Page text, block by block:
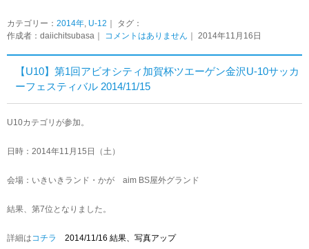
カテゴリー： 2014年, U-12 ｜ タグ：
作成者：daiichitsubasa｜ コメントはありません ｜ 2014年11月16日
【U10】第1回アビオシティ加賀杯ツエーゲン金沢U-10サッカ
ーフェスティバル 2014/11/15
U10カテゴリが参加。
日時：2014年11月15日（土）
会場：いきいきランド・かが aim BS屋外グランド
結果、第7位となりました。
詳細はコチラ 2014/11/16 結果、写真アップ